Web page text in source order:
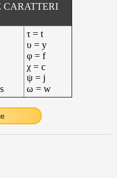
CARATTERI
τ = t
υ = y
φ = f
χ = c
ψ = j
ω = w